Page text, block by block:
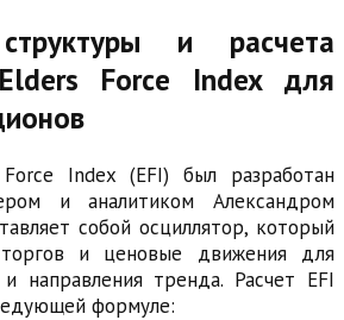
и расчета
Force Index для
Index (EFI) был разработан
и аналитиком Александром
собой осциллятор, который
и ценовые движения для
направления тренда. Расчет EFI
формуле: